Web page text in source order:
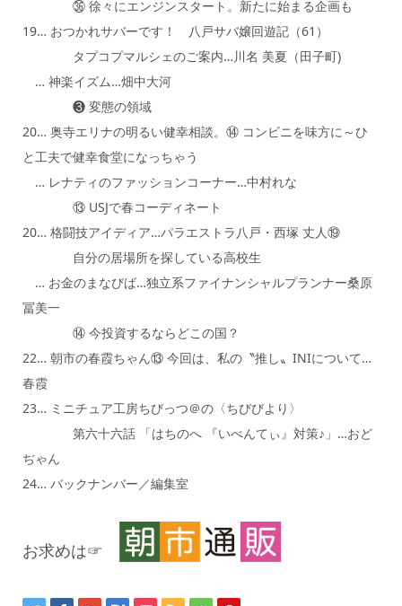
㊱ 徐々にエンジンスタート。新たに始まる企画も
19… おつかれサバーです！ 八戸サバ嬢回遊記（61）
タプコプマルシェのご案内…川名 美夏（田子町)
… 神楽イズム…畑中大河
❸ 変態の領域
20… 奥寺エリナの明るい健幸相談。⑭ コンビニを味方に～ひ
と工夫で健幸食堂になっちゃう
… レナティのファッションコーナー…中村れな
⑬ USJで春コーディネート
20… 格闘技アイディア…パラエストラ八戸・西塚 丈人⑲
自分の居場所を探している高校生
… お金のまなびば…独立系ファイナンシャルプランナー桑原
冨美一
⑭ 今投資するならどこの国？
22… 朝市の春霞ちゃん⑬ 今回は、私の〝推し〟INIについて…
春霞
23… ミニチュア工房ちびっつ＠の〈ちびびより〉
第六十六話 「はちのへ 『いべんてぃ』対策♪」…おど
ぢゃん
24… バックナンバー／編集室
お求めは☞